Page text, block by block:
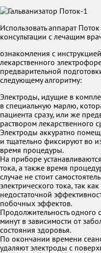
Использовать аппарат
консультации с лечащим
ознакомления с
лекарственного
предварительной
следующему алгоритму:
Электроды, идущие в
в специальную марлю,
пациента сразу, или же
раствором лекарственного
Электроды аккуратно
и тщательно фиксируют во
время процедуры.
На приборе
тока, а также время
случае не стоит
электрического тока, так
недостаточной
побочных эффектов.
Продолжительность одного
минут в зависимости от
состояния здоровья.
По окончании времени
удаляют электроды с